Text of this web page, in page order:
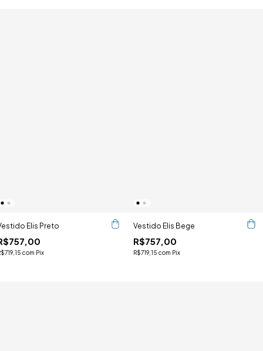
Elis Preto
com Pix
Vestido Elis Bege
R$757,00
R$719,15 com Pix